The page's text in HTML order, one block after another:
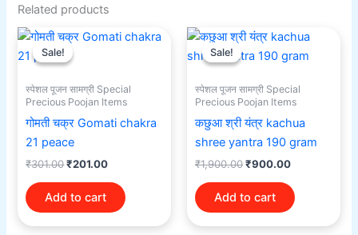
Related products
Sale!
Sale!
स्पेशल पूजन सामग्री Special
Precious Poojan Items
गोमती चक्र Gomati chakra
21 peace
₹301.00
Original
price
was:
₹201.00
Current
Add to cart
Sale!
Sale!
स्पेशल पूजन सामग्री Special
Precious Poojan Items
कछुआ श्री यंत्र kachua
shree yantra 190 gram
₹1,900.00
Original
price
was:
₹900.00
Current
is:
Add to cart